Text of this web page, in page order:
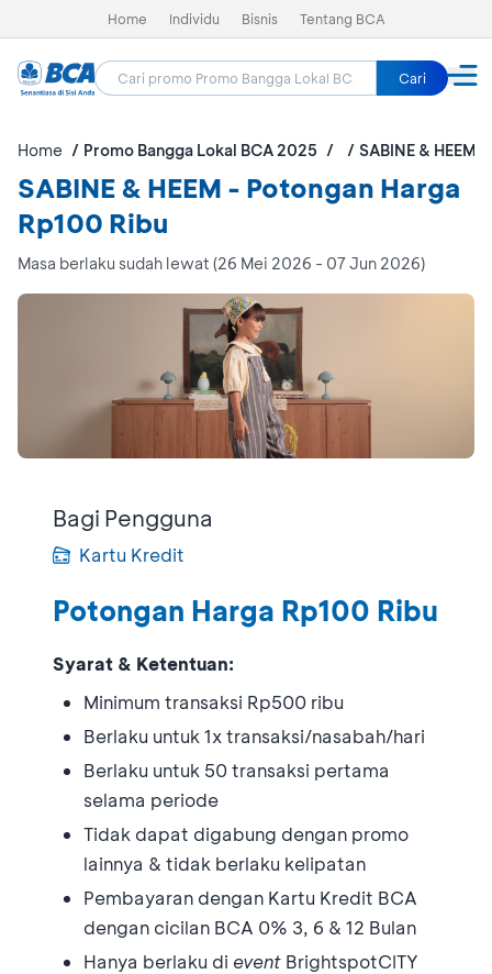
Home Individu Bisnis Tentang BCA
Cari
Home Promo Bangga Lokal BCA 2025 SABINE & HEEM
SABINE & HEEM - Potongan Harga
Rp100 Ribu
Masa berlaku sudah lewat (26 Mei 2026 - 07 Jun 2026)
Bagi Pengguna
Kartu Kredit
Potongan Harga Rp100 Ribu
Syarat & Ketentuan:
Minimum transaksi Rp500 ribu
Berlaku untuk 1x transaksi/nasabah/hari
Berlaku untuk 50 transaksi pertama
selama periode
Tidak dapat digabung dengan promo
lainnya & tidak berlaku kelipatan
Pembayaran dengan Kartu Kredit BCA
dengan cicilan BCA 0% 3, 6 & 12 Bulan
Hanya berlaku di event BrightspotCITY